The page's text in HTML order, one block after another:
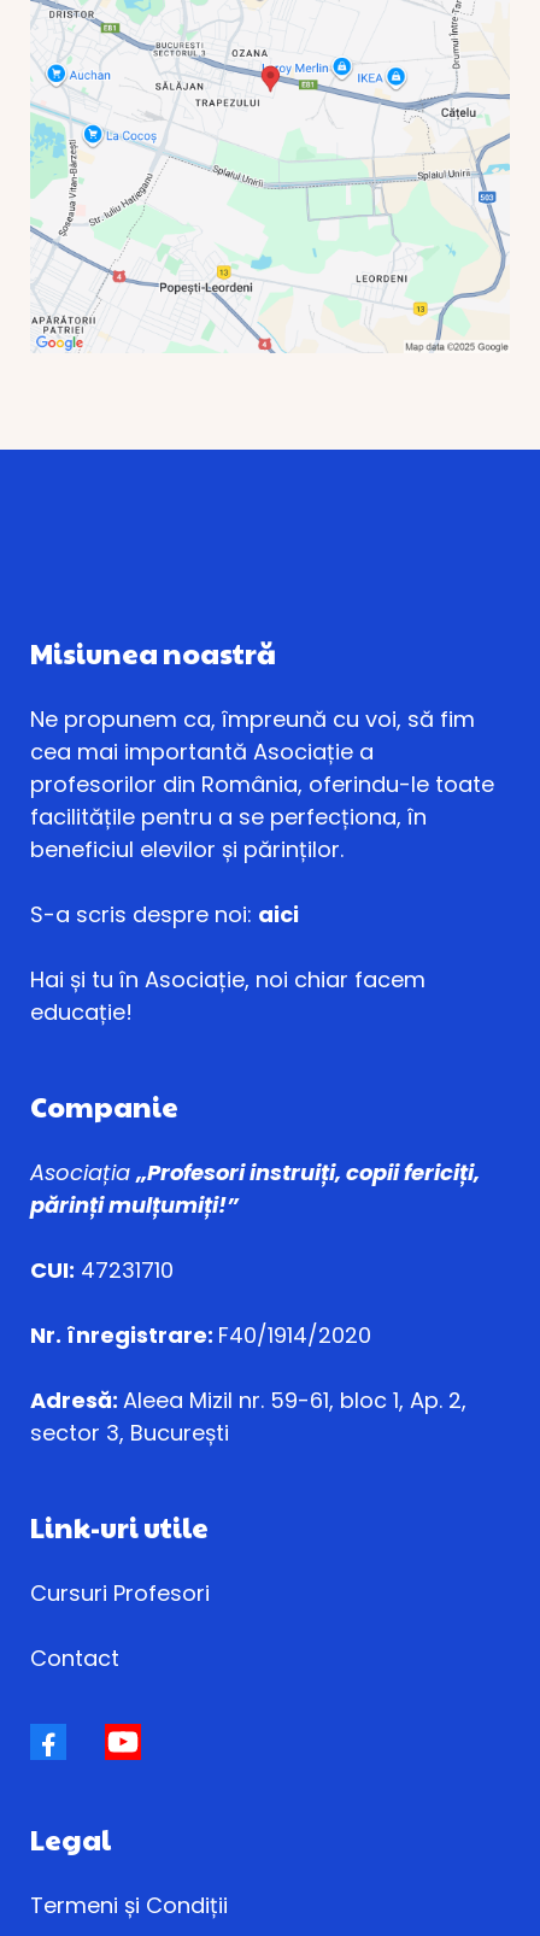
Misiunea noastră
Ne propunem ca, împreună cu voi, să fim
cea mai importantă Asociație a
profesorilor din România, oferindu-le toate
facilitățile pentru a se perfecționa, în
beneficiul elevilor și părinților.
S-a scris despre noi: aici
Hai și tu în Asociație, noi chiar facem
educație!
Companie
Asociația„Profesori instruiți, copii fericiți,
părinți mulțumiți!”
CUI: 47231710
Nr. înregistrare: F40/1914/2020
Adresă: Aleea Mizil nr. 59-61, bloc 1, Ap. 2,
sector 3, București
Link-uri utile
Cursuri Profesori
Contact
Legal
Termeni și Condiții